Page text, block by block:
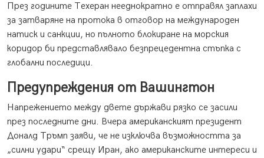
През годините Техеран нееднократно е отправял заплахи
за затваряне на протока в отговор на международен
натиск и санкции, но пълното блокиране на морския
коридор би представлявало безпрецедентна стъпка с
глобални последици.
Предупреждения от Вашингтон
Напрежението между двете държави рязко се засили
през последните дни. Вчера американският президент
Доналд Тръмп заяви, че не изключва възможността за
„силни удари“ срещу Иран, ако американските интереси и